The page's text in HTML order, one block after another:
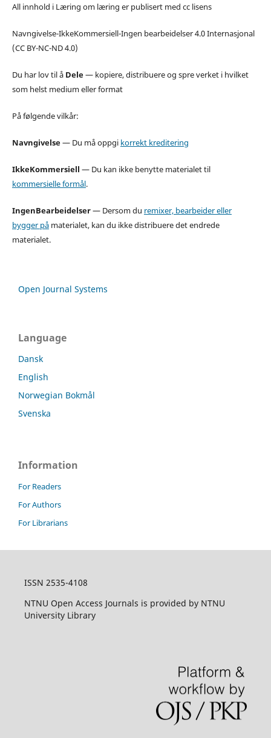
All innhold i Læring om læring er publisert med cc lisens
Navngivelse-IkkeKommersiell-Ingen bearbeidelser 4.0 Internasjonal
(CC BY-NC-ND 4.0)
Du har lov til å Dele— kopiere, distribuere og spre verket i hvilket
som helst medium eller format
På følgende vilkår:
Navngivelse— Du må oppgi korrekt kreditering
IkkeKommersiell — Du kan ikke benytte materialet til
kommersielle formål.
IngenBearbeidelser— Dersom du remixer, bearbeider eller
bygger påmaterialet, kan du ikke distribuere det endrede
materialet.
Open Journal Systems
Language
Dansk
English
Norwegian Bokmål
Svenska
Information
For Readers
For Authors
For Librarians
ISSN 2535-4108
NTNU Open Access Journals is provided by NTNU
University Library